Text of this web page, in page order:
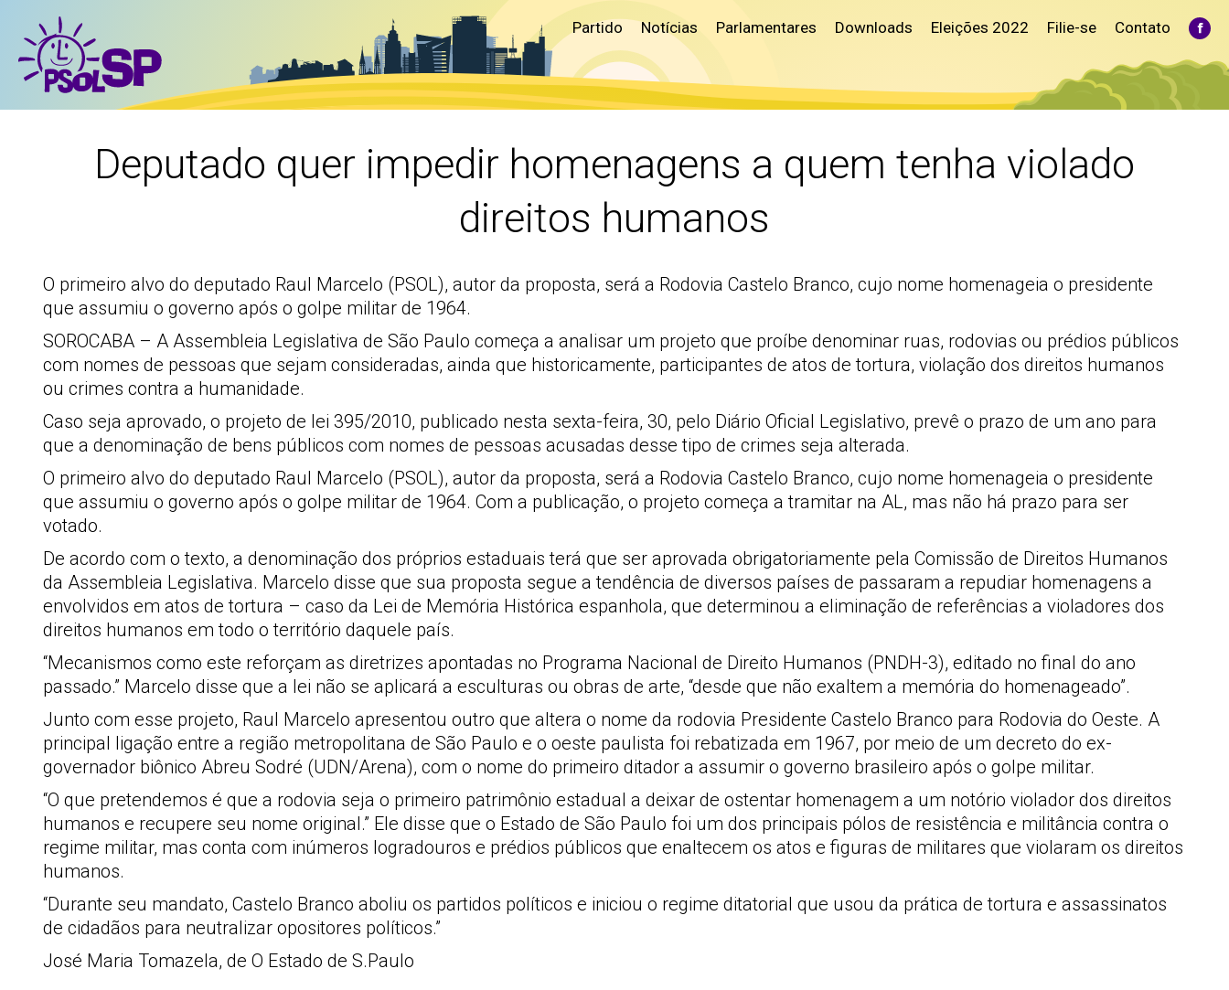
Partido Notícias Parlamentares Downloads Eleições 2022 Filie-se Contato
Deputado quer impedir homenagens a quem tenha violado
direitos humanos
O primeiro alvo do deputado Raul Marcelo (PSOL), autor da proposta, será a Rodovia Castelo Branco, cujo nome homenageia o presidente
que assumiu o governo após o golpe militar de 1964.
SOROCABA – A Assembleia Legislativa de São Paulo começa a analisar um projeto que proíbe denominar ruas, rodovias ou prédios públicos
com nomes de pessoas que sejam consideradas, ainda que historicamente, participantes de atos de tortura, violação dos direitos humanos
ou crimes contra a humanidade.
Caso seja aprovado, o projeto de lei 395/2010, publicado nesta sexta-feira, 30, pelo Diário Oficial Legislativo, prevê o prazo de um ano para
que a denominação de bens públicos com nomes de pessoas acusadas desse tipo de crimes seja alterada.
O primeiro alvo do deputado Raul Marcelo (PSOL), autor da proposta, será a Rodovia Castelo Branco, cujo nome homenageia o presidente
que assumiu o governo após o golpe militar de 1964. Com a publicação, o projeto começa a tramitar na AL, mas não há prazo para ser
votado.
De acordo com o texto, a denominação dos próprios estaduais terá que ser aprovada obrigatoriamente pela Comissão de Direitos Humanos
da Assembleia Legislativa. Marcelo disse que sua proposta segue a tendência de diversos países de passaram a repudiar homenagens a
envolvidos em atos de tortura – caso da Lei de Memória Histórica espanhola, que determinou a eliminação de referências a violadores dos
direitos humanos em todo o território daquele país.
“Mecanismos como este reforçam as diretrizes apontadas no Programa Nacional de Direito Humanos (PNDH-3), editado no final do ano
passado.” Marcelo disse que a lei não se aplicará a esculturas ou obras de arte, “desde que não exaltem a memória do homenageado”.
Junto com esse projeto, Raul Marcelo apresentou outro que altera o nome da rodovia Presidente Castelo Branco para Rodovia do Oeste. A
principal ligação entre a região metropolitana de São Paulo e o oeste paulista foi rebatizada em 1967, por meio de um decreto do ex-
governador biônico Abreu Sodré (UDN/Arena), com o nome do primeiro ditador a assumir o governo brasileiro após o golpe militar.
“O que pretendemos é que a rodovia seja o primeiro patrimônio estadual a deixar de ostentar homenagem a um notório violador dos direitos
humanos e recupere seu nome original.” Ele disse que o Estado de São Paulo foi um dos principais pólos de resistência e militância contra o
regime militar, mas conta com inúmeros logradouros e prédios públicos que enaltecem os atos e figuras de militares que violaram os direitos
humanos.
“Durante seu mandato, Castelo Branco aboliu os partidos políticos e iniciou o regime ditatorial que usou da prática de tortura e assassinatos
de cidadãos para neutralizar opositores políticos.”
José Maria Tomazela, de O Estado de S.Paulo